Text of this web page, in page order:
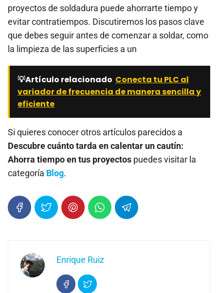
proyectos de soldadura puede ahorrarte tiempo y
evitar contratiempos. Discutiremos los pasos clave
que debes seguir antes de comenzar a soldar, como
la limpieza de las superficies a un
💡Artículo relacionado Conecta tu PLC al
variador de frecuencia de manera sencilla y
eficiente
Si quieres conocer otros artículos parecidos a
Descubre cuánto tarda en calentar un cautín:
Ahorra tiempo en tus proyectos puedes visitar la
categoría Blog.
Enrique Ruiz